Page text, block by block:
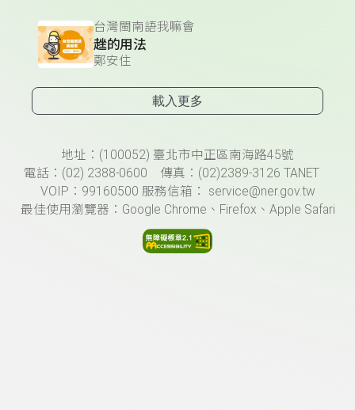
台灣閩南語我嘛會
趖的用法
鄭安住
載入更多
頁尾資訊地址：(100052) 臺北市中正區南海路45號
電話：(02) 2388-0600 傳真：(02)2389-3126 TANET
VOIP：99160500 服務信箱： service@ner.gov.tw
最佳使用瀏覽器：Google Chrome、Firefox、Apple Safari